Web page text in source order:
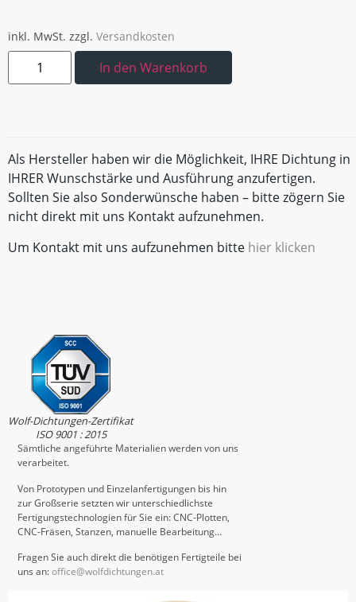
inkl. MwSt. zzgl. Versandkosten
In den Warenkorb
Als Hersteller haben wir die Möglichkeit, IHRE Dichtung in
IHRER Wunschstärke und Ausführung anzufertigen.
Sollten Sie also Sonderwünsche haben – bitte zögern Sie
nicht direkt mit uns Kontakt aufzunehmen.
Um Kontakt mit uns aufzunehmen bitte hier klicken
Wolf-Dichtungen-Zertifikat
ISO 9001 : 2015
Sämtliche angeführte Materialien werden von uns
verarbeitet.
Von Prototypen und Einzelanfertigungen bis hin
zur Großserie setzten wir unterschiedlichste
Fertigungstechnologien für Sie ein: CNC-Plotten,
CNC-Fräsen, Stanzen, manuelle Bearbeitung…
Fragen Sie auch direkt die benötigen Fertigteile bei
uns an:office@wolfdichtungen.at